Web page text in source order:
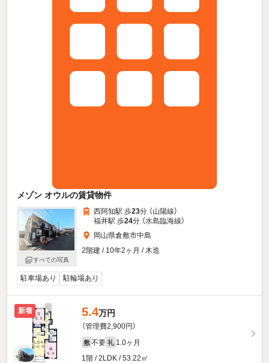
メゾン オウルの賃貸物件
すべての写真
西阿知駅 歩23分 （山陽線）
福井駅 歩24分 （水島臨海線）
岡山県倉敷市中島
2階建 / 10年2ヶ月 / 木造
駐車場あり 駐輪場あり
新着 5.4万円
（管理費2,900円）
敷 不要 礼 1.0ヶ月
1階 / 2LDK / 53.22㎡